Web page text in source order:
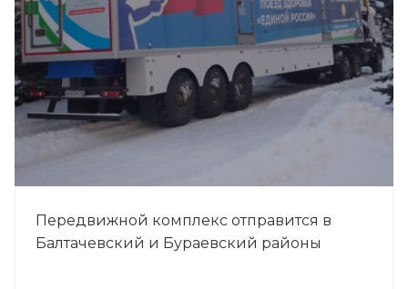
Передвижной комплекс отправится в
Балтачевский и Бураевский районы